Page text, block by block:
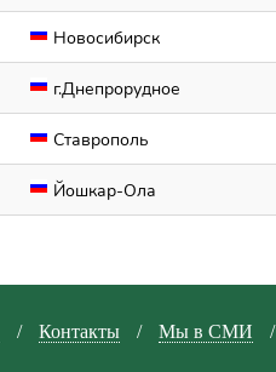
Новосибирск
г.Днепрорудное
Ставрополь
Йошкар-Ола
/ Контакты / Мы в СМИ /